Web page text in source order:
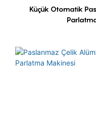
Küçük Otomatik